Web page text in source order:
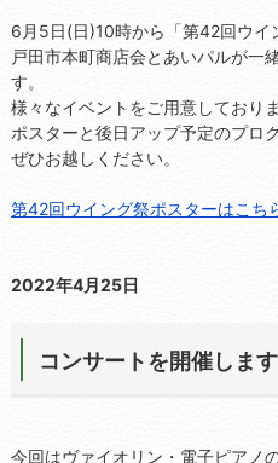
6月5日(日)10時から「第42回ウイ
戸田市本町商店会とあいパルが一
す。
様々なイベントをご用意しておりま
ポスターと後日アップ予定のプロ
ぜひお越しください。
第42回ウイング祭ポスターはこち
2022年4月25日
コンサートを開催します
今回はヴァイオリン・電子ピアノ